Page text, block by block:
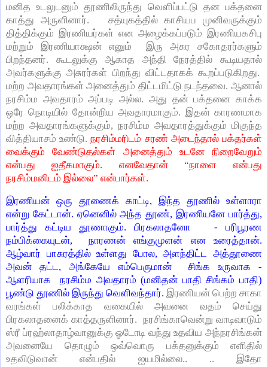
மனித உடலுடனும் தூணிலிருந்து வெளிப்பட்டு தன பக்தனை
காத்து அருளினார். சத்யுகத்தில் காசியப முனிவருக்கும்
தித்திக்கும் இரணியர்கள் என அழைக்கப்படும் இரணியகசிபு
மற்றும் இரணியாக்ஷன் எனும் இரு அசுர சகோதரர்களும்
பிறந்தனர். கூடலுக்கு ஆகாத அந்தி நேரத்தில் கூடியதால்
அவர்களுக்கு அசுரர்கள் பிறந்து விட்டதாகக் கூறப்படுகிறது.
மற்ற அவதாரங்கள் அனைத்தும் திட்டமிட்டு நடந்தவை. ஆனால்
நரசிம்ம அவதாரம் அப்படி அல்ல. அது தன் பக்தனை காக்க
ஒரே நொடியில் தோன்றிய அவதாரமாகும். இதன் காரணமாக
மற்ற அவதாரங்களுக்கும், நரசிம்ம அவதாரத்துக்கும் மிகுந்த
வித்தியாசம் உண்டு.நரசிம்மரிடம் சரண் அடைந்தால் பக்தர்கள்
வைக்கும் வேண்டுதல்கள் அனைத்தும் உடனே நிறைவேறும்
என்பது ஐதீகமாகும். எனவேதான் “நாளை என்பது
நரசிம்மனிடம் இல்லை” என்பார்கள்.
இரணியன் ஒரு தூணைக் காட்டி, இந்த தூணில் உள்ளாரா
என்று கேட்டான். ஏனெனில் அந்த தூண், இரணியனே பார்த்து,
பார்த்து கட்டிய தூணாகும். பிரகலாதனோ - பரிபூரண
நம்பிக்கையுடன், நாரணன் எங்குமுளன் என உரைத்தான்.
ஆழ்வார் பாசுரத்தில் உள்ளது போல, அளந்திட்ட அத்தூணை
அவன் தட்ட, அங்கேயே எம்பெருமான் சிங்க உருவாக -
ஆளரியாக நரசிம்ம அவதாரம் (மனிதன் பாதி சிங்கம் பாதி)
பூண்டு தூணில் இருந்து வெளிவந்தார். இரணியன் பெற்ற சாகா
வரங்கள் பலிக்காத வகையில் அவனை வதம் செய்து
பிரகலாதனைக் காத்தருளினார். நரசிங்காவென்று வாடிவாடும்
ஸ்ரீ ப்ரஹ்லாதாழ்வானுக்கு ஓடோடி வந்து உதவிய அந்நரசிங்கன்
அவனையே தொழும் ஒவ்வொரு பக்தனுக்கும் எளிதில்
உதவிடுவான் என்பதில் ஐயமில்லை.. .. இதோ